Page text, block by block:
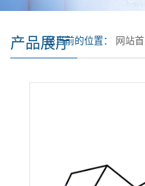
产品展厅您当前的位置： 网站